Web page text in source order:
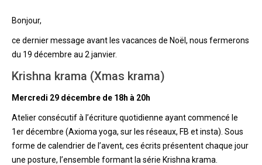
Bonjour,
ce dernier message avant les vacances de Noël, nous fermerons
du 19 décembre au 2 janvier.
Krishna krama (Xmas krama)
Mercredi 29 décembre de 18h à 20h
Atelier consécutif à l’écriture quotidienne ayant commencé le
1er décembre (Axioma yoga, sur les réseaux, FB et insta). Sous
forme de calendrier de l’avent, ces écrits présentent chaque jour
une posture, l’ensemble formant la série Krishna krama.